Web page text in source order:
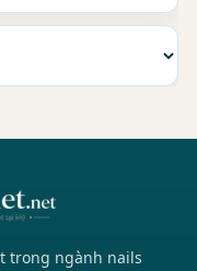
trong ngành nails